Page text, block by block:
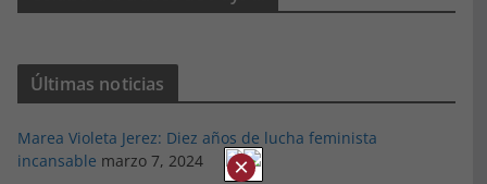
Últimas noticias
Marea Violeta Jerez: Diez años de lucha feminista
incansable marzo 7, 2024
×